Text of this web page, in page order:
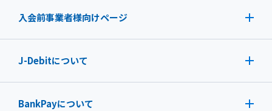
入会前事業者様向けページ
J-Debitについて
BankPayについて